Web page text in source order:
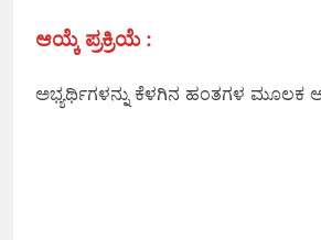
ಆಯ್ಕೆ ಪ್ರಕ್ರಿಯೆ :
ಅಭ್ಯರ್ಥಿಗಳನ್ನು ಕೆಳಗಿನ ಹಂತಗಳ ಮೂಲಕ